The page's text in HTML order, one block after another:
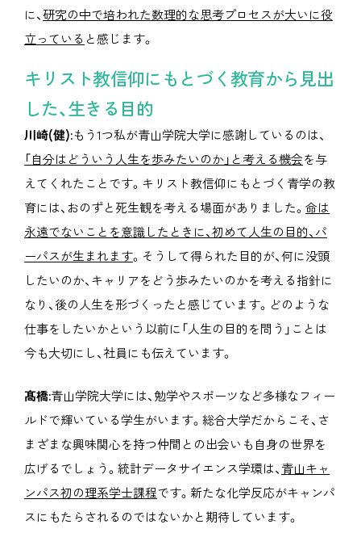
に、研究の中で培われた数理的な思考プロセスが大いに役
立っている と感じます。
キリスト教信仰にもとづく教育から見出
した、生きる目的
川崎(健):もう1つ私が青山学院大学に感謝しているのは、
「自分はどういう人生を歩みたいのか」と考える機会を与
えてくれたことです。キリスト教信仰にもとづく青学の教
育には、おのずと死生観を考える場面がありました。 命は
永遠でないことを意識したときに、初めて人生の目的、パ
ーパスが生まれます。そうして得られた目的が、何に没頭
したいのか、キャリアをどう歩みたいのかを考える指針に
なり、後の人生を形づくったと感じています。どのような
仕事をしたいかという以前に「人生の目的を問う」ことは
今も大切にし、社員にも伝えています。
髙橋:青山学院大学には、勉学やスポーツなど多様なフィー
ルドで輝いている学生がいます。総合大学だからこそ、さ
まざまな興味関心を持つ仲間との出会いも自身の世界を
広げるでしょう。統計データサイエンス学環は、 青山キャ
ンパス初の理系学士課程です。新たな化学反応がキャンパ
スにもたらされるのではないかと期待しています。